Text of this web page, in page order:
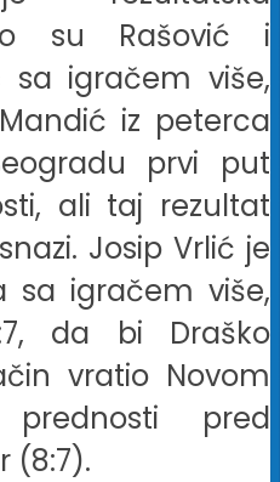
su Rašović i
sa igračem više,
iz peterca
prvi put
ali taj rezultat
Josip Vrlić je
sa igračem više,
da bi Draško
vratio Novom
pred
(8:7).